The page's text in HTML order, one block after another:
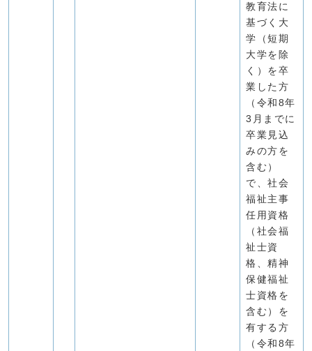
教育法に
基づく大
学（短期
大学を除
く）を卒
業した方
（令和8年
3月までに
卒業見込
みの方を
含む）
で、社会
福祉主事
任用資格
（社会福
祉士資
格、精神
保健福祉
士資格を
含む）を
有する方
（令和8年